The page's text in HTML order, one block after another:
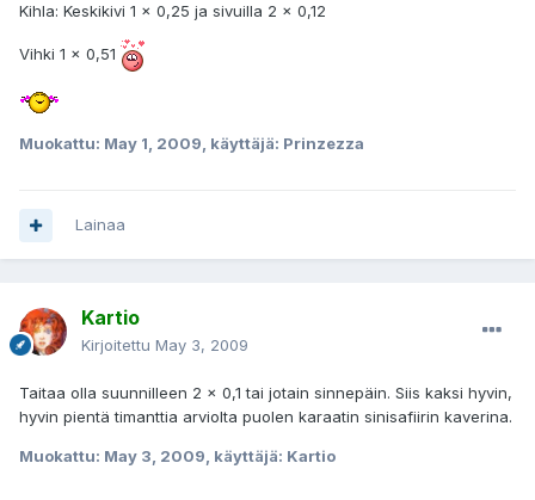
Kihla: Keskikivi 1 x 0,25 ja sivuilla 2 x 0,12
Vihki 1 x 0,51
Muokattu: May 1, 2009 , käyttäjä: Prinzezza
Lainaa
Kartio
Kirjoitettu May 3, 2009
Taitaa olla suunnilleen 2 x 0,1 tai jotain sinnepäin. Siis kaksi hyvin,
hyvin pientä timanttia arviolta puolen karaatin sinisafiirin kaverina.
Muokattu: May 3, 2009, käyttäjä: Kartio